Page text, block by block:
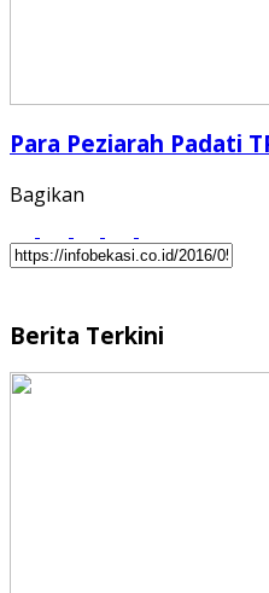
Para Peziarah Padati
Bagikan
Berita Terkini